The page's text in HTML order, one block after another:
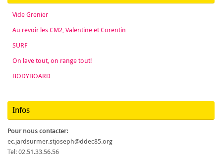
Vide Grenier
Au revoir les CM2, Valentine et Corentin
SURF
On lave tout, on range tout!
BODYBOARD
Infos
Pour nous contacter:
ec.jardsurmer.stjoseph@ddec85.org
Tel: 02.51.33.56.56